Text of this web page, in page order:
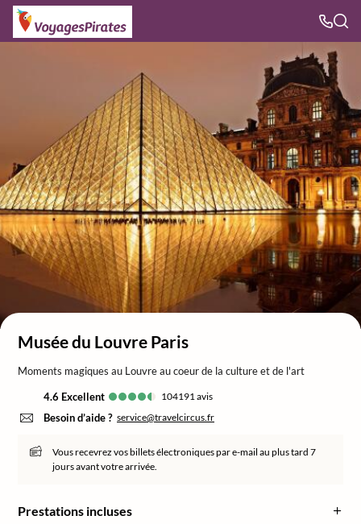
Musée du Louvre Paris
Moments magiques au Louvre au coeur de la culture et de l'art
4.6
excellent 104191avis
Besoin d’aide ? service@travelcircus.fr
Vous recevrez vos billets électroniques par e-mail au plus tard 7
jours avant votre arrivée.
Prestations incluses